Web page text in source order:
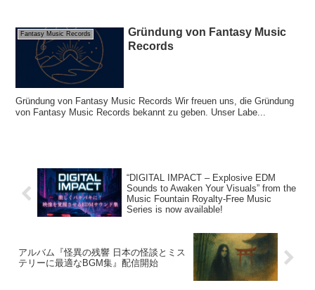
Fantasy Music Records
Gründung von Fantasy Music
Records
Gründung von Fantasy Music Records Wir freuen uns, die Gründung
von Fantasy Music Records bekannt zu geben. Unser Labe...
“DIGITAL IMPACT – Explosive EDM
Sounds to Awaken Your Visuals” from the
Music Fountain Royalty-Free Music
Series is now available!
アルバム『怪異の残響 日本の怪談とミス
テリーに最適なBGM集』配信開始